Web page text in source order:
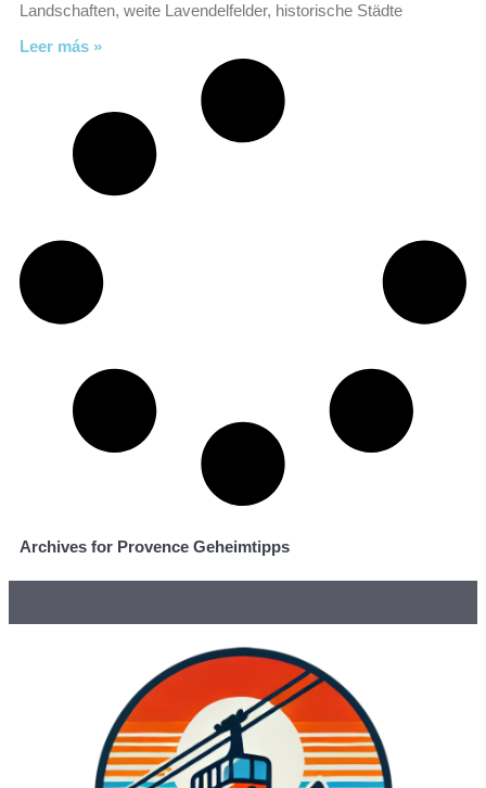
Landschaften, weite Lavendelfelder, historische Städte
Leer más »
Archives for Provence Geheimtipps